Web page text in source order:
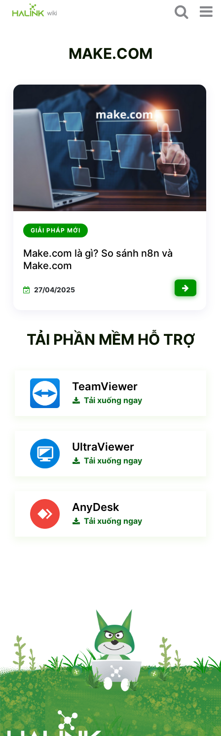
MAKE.COM
GIẢI PHÁP MỚI
Make.com là gì? So sánh n8n và
Make.com
27/04/2025
TẢI PHẦN MỀM HỖ TRỢ
TeamViewer
Tải xuống ngay
UltraViewer
Tải xuống ngay
AnyDesk
Tải xuống ngay